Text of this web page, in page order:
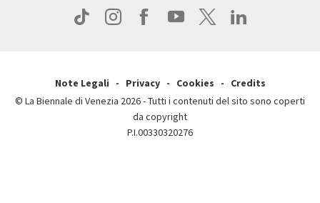
Note Legali Privacy Cookies
Credits
© La Biennale di Venezia 2026 - Tutti i contenuti del sito sono coperti
da copyright
P.I.00330320276